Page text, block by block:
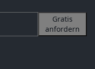
Gratis
anfordern